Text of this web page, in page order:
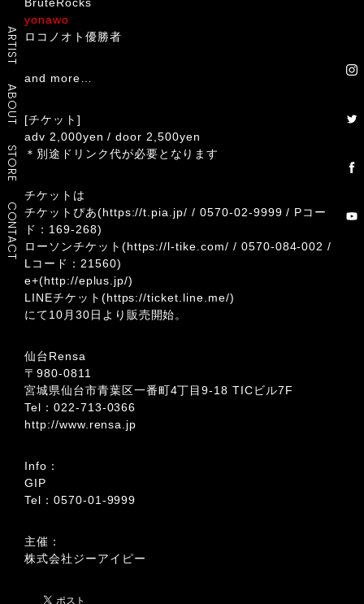
ARTIST
ABOUT
STORE
CONTACT
yonawo
ロコノオト優勝者
and more…
[チケット]
adv 2,000yen / door 2,500yen
＊別途ドリンク代が必要となります
チケットは
チケットぴあ(https://t.pia.jp/ / 0570-02-9999 / Pコー
ド：169-268)
ローソンチケット(https://l-tike.com/ / 0570-084-002 /
Lコード：21560)
e+(http://eplus.jp/)
LINEチケット(https://ticket.line.me/)
にて10月30日より販売開始。
仙台Rensa
〒980-0811
宮城県仙台市青葉区一番町4丁目9-18 TICビル7F
Tel： 022-713-0366
http://www.rensa.jp
Info：
GIP
Tel： 0570-01-9999
主催：
株式会社ジーアイピー